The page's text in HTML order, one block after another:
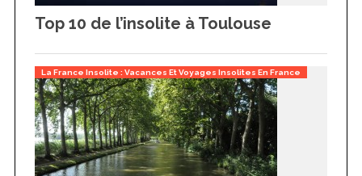
Top 10 de l’insolite à Toulouse
La France Insolite : Vacances Et Voyages Insolites En France